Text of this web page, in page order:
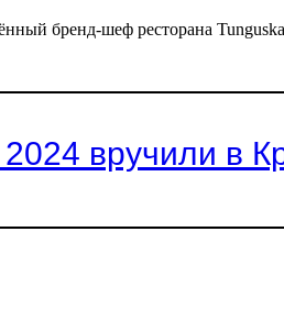
бренд-шеф ресторана
вручили в